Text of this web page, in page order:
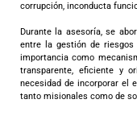
corrupción, inconducta
Durante la asesoría, se
entre la gestión de
importancia como
transparente, eficiente y
necesidad de incorporar el
tanto misionales como de